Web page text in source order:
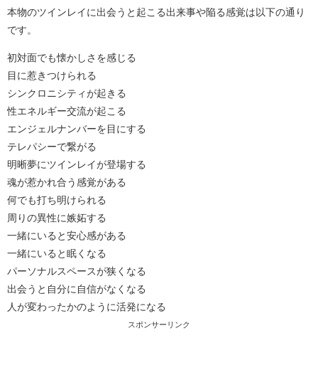
本物のツインレイに出会うと起こる出来事や陥る感覚は以下の通り
です。
初対面でも懐かしさを感じる
目に惹きつけられる
シンクロニシティが起きる
性エネルギー交流が起こる
エンジェルナンバーを目にする
テレパシーで繋がる
明晰夢にツインレイが登場する
魂が惹かれ合う感覚がある
何でも打ち明けられる
周りの異性に嫉妬する
一緒にいると安心感がある
一緒にいると眠くなる
パーソナルスペースが狭くなる
出会うと自分に自信がなくなる
人が変わったかのように活発になる
スポンサーリンク